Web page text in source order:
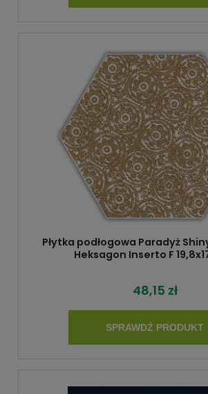
Płytka podłogowa Paradyż
Heksagon Inserto F
48,15 zł
SPRAWDŹ PRODUKT